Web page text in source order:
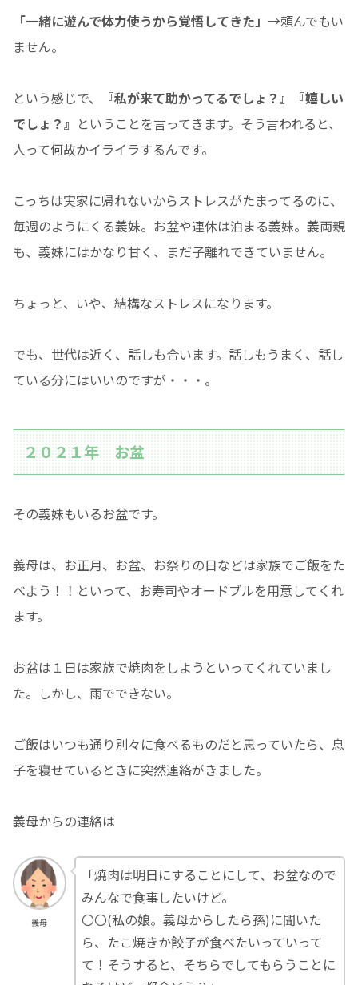
「一緒に遊んで体力使うから覚悟してきた」 →頼んでもい
ません。
という感じで、
『私が来て助かってるでしょ？』『嬉しい
でしょ？』 ということを言ってきます。そう言われると、
人って何故かイライラするんです。
こっちは実家に帰れないからストレスがたまってるのに、
毎週のようにくる義妹。お盆や連休は泊まる義妹。義両親
も、義妹にはかなり甘く、まだ子離れできていません。
ちょっと、いや、結構なストレスになります。
でも、世代は近く、話しも合います。話しもうまく、話し
ている分にはいいのですが・・・。
２０２１年 お盆
その義妹もいるお盆です。
義母は、お正月、お盆、お祭りの日などは家族でご飯をた
べよう！！といって、お寿司やオードブルを用意してくれ
ます。
お盆は１日は家族で焼肉をしようといってくれていまし
た。しかし、雨でできない。
ご飯はいつも通り別々に食べるものだと思っていたら、息
子を寝せているときに突然連絡がきました。
義母からの連絡は
義母
「焼肉は明日にすることにして、お盆なので
みんなで食事したいけど。
〇〇(私の娘。義母からしたら孫)に聞いた
ら、たこ焼きか餃子が食べたいっていって
て！そうすると、そちらでしてもらうことに